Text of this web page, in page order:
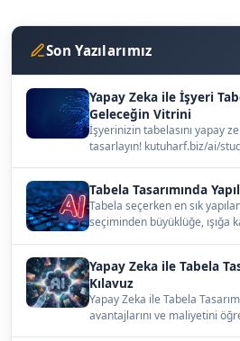
Son Yazılarımız
Yapay Zeka ile İşyeri
Geleceğin Vitrini
İşyerinizin tabelasını yapay
tasarlayın! kutuharf.biz/ai/
Tabela Tasarımında
Tabela seçerken en sık
seçiminden büyüklüğe,
Yapay Zeka ile Tabela
Kılavuz
Yapay Zeka ile Tabela Tasarımı
avantajlarını ve maliyetini